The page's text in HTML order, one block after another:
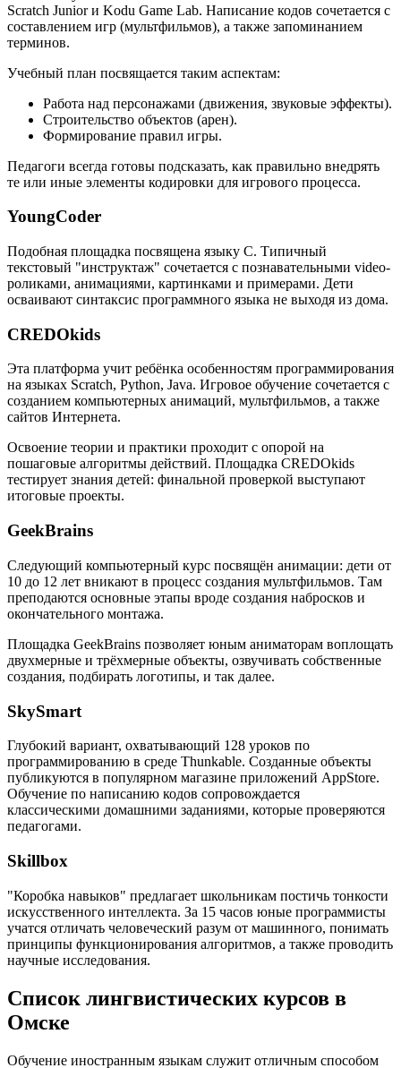
Scratch Junior и Kodu Game Lab. Написание кодов сочетается с
составлением игр (мультфильмов), а также запоминанием
терминов.
Учебный план посвящается таким аспектам:
Работа над персонажами (движения, звуковые эффекты).
Строительство объектов (арен).
Формирование правил игры.
Педагоги всегда готовы подсказать, как правильно внедрять
те или иные элементы кодировки для игрового процесса.
YoungCoder
Подобная площадка посвящена языку C. Типичный
текстовый "инструктаж" сочетается с познавательными video-
роликами, анимациями, картинками и примерами. Дети
осваивают синтаксис программного языка не выходя из дома.
CREDOkids
Эта платформа учит ребёнка особенностям программирования
на языках Scratch, Python, Java. Игровое обучение сочетается с
созданием компьютерных анимаций, мультфильмов, а также
сайтов Интернета.
Освоение теории и практики проходит с опорой на
пошаговые алгоритмы действий. Площадка CREDOkids
тестирует знания детей: финальной проверкой выступают
итоговые проекты.
GeekBrains
Следующий компьютерный курс посвящён анимации: дети от
10 до 12 лет вникают в процесс создания мультфильмов. Там
преподаются основные этапы вроде создания набросков и
окончательного монтажа.
Площадка GeekBrains позволяет юным аниматорам воплощать
двухмерные и трёхмерные объекты, озвучивать собственные
создания, подбирать логотипы, и так далее.
SkySmart
Глубокий вариант, охватывающий 128 уроков по
программированию в среде Thunkable. Созданные объекты
публикуются в популярном магазине приложений AppStore.
Обучение по написанию кодов сопровождается
классическими домашними заданиями, которые проверяются
педагогами.
Skillbox
"Коробка навыков" предлагает школьникам постичь тонкости
искусственного интеллекта. За 15 часов юные программисты
учатся отличать человеческий разум от машинного, понимать
принципы функционирования алгоритмов, а также проводить
научные исследования.
Список лингвистических курсов в
Омске
Обучение иностранным языкам служит отличным способом